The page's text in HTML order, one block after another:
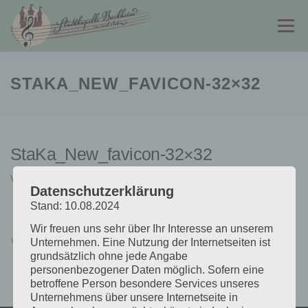
Inhalt
springen
Menü
STADTKAPELLE JUGENDKAPELLE
STAKA_NEW_FAVICON-32×32
StaKa_New_favicon-32×32
VERÖFFENTLICHT AM
Datenschutzerklärung
Stand: 10.08.2024
Wir freuen uns sehr über Ihr Interesse an unserem
Unternehmen. Eine Nutzung der Internetseiten ist
grundsätzlich ohne jede Angabe
personenbezogener Daten möglich. Sofern eine
betroffene Person besondere Services unseres
Unternehmens über unsere Internetseite in